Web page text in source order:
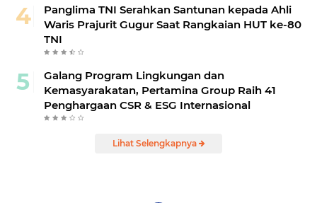
Panglima TNI Serahkan Santunan kepada Ahli
Waris Prajurit Gugur Saat Rangkaian HUT ke-80
TNI
Galang Program Lingkungan dan
Kemasyarakatan, Pertamina Group Raih 41
Penghargaan CSR & ESG Internasional
Lihat Selengkapnya